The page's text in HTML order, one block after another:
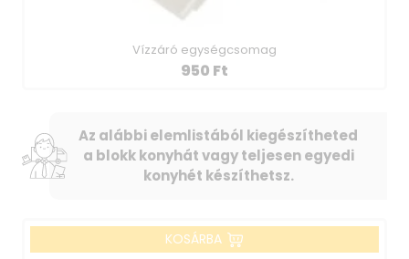
Vízzáró egységcsomag
950 Ft
Az alábbi elemlistából kiegészítheted
a blokk konyhát vagy teljesen egyedi
konyhét készíthetsz.
KOSÁRBA